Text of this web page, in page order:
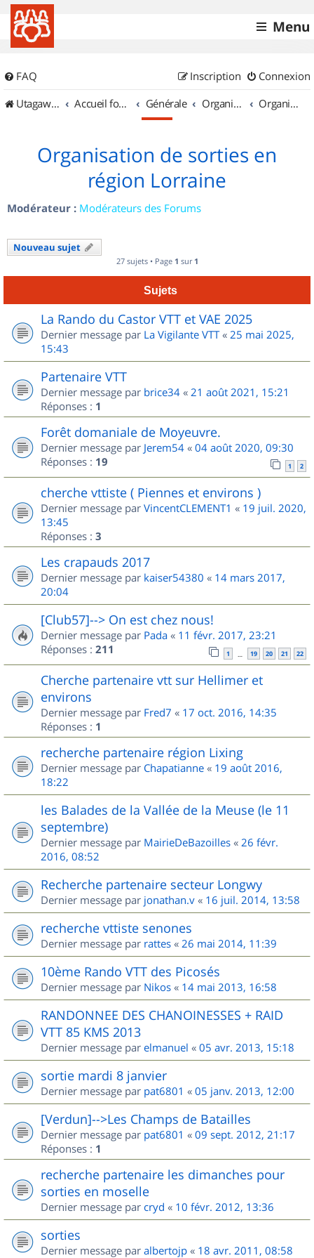
Menu
FAQ Connexion
Inscription
UtagawaVTT (Randos VTT et VTTAE avec traces GPS)
Accueil forum Générale Organisation de sorties & Recherche de partenaires Organisation de sorties en région Lorraine
Organisation de sorties en
région Lorraine
Modérateur : Modérateurs des Forums
Nouveau sujet
27 sujets • Page 1 sur 1
Sujets
La Rando du Castor VTT et VAE 2025
Dernier message par La Vigilante VTT« 25 mai 2025,
15:43
Partenaire VTT
Dernier message par brice34 « 21 août 2021, 15:21
Réponses : 1
Forêt domaniale de Moyeuvre.
Dernier message par Jerem54 « 04 août 2020, 09:30
Réponses : 19 1 2
cherche vttiste ( Piennes et environs )
Dernier message par VincentCLEMENT1 « 19 juil. 2020,
13:45
Réponses : 3
Les crapauds 2017
Dernier message par kaiser54380 « 14 mars 2017,
20:04
[Club57]--> On est chez nous!
Dernier message par Pada « 11 févr. 2017, 23:21
Réponses : 211 1 … 19 20 21 22
Cherche partenaire vtt sur Hellimer et
environs
Dernier message par Fred7 « 17 oct. 2016, 14:35
Réponses : 1
recherche partenaire région Lixing
Dernier message par Chapatianne « 19 août 2016,
18:22
les Balades de la Vallée de la Meuse (le 11
septembre)
Dernier message par MairieDeBazoilles « 26 févr.
2016, 08:52
Recherche partenaire secteur Longwy
Dernier message par jonathan.v « 16 juil. 2014, 13:58
recherche vttiste senones
Dernier message par rattes « 26 mai 2014, 11:39
10ème Rando VTT des Picosés
Dernier message par Nikos « 14 mai 2013, 16:58
RANDONNEE DES CHANOINESSES + RAID
VTT 85 KMS 2013
Dernier message par elmanuel « 05 avr. 2013, 15:18
sortie mardi 8 janvier
Dernier message par pat6801 « 05 janv. 2013, 12:00
[Verdun]-->Les Champs de Batailles
Dernier message par pat6801 « 09 sept. 2012, 21:17
Réponses : 1
recherche partenaire les dimanches pour
sorties en moselle
Dernier message par cryd « 10 févr. 2012, 13:36
sorties
Dernier message par albertojp « 18 avr. 2011, 08:58